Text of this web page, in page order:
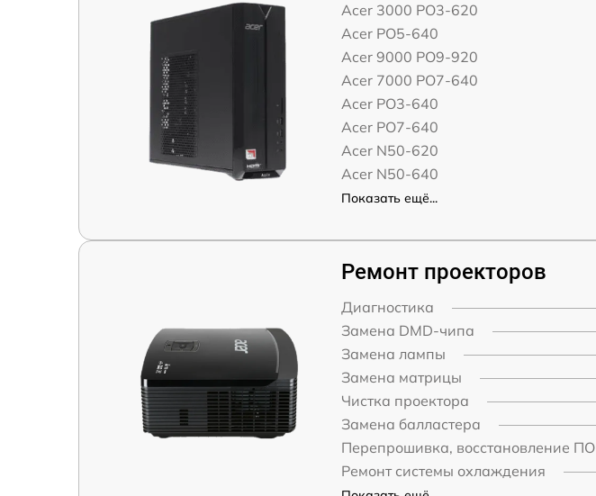
Acer 3000 PO3-620
Acer PO5-640
Acer 9000 PO9-920
Acer 7000 PO7-640
Acer PO3-640
Acer PO7-640
Acer N50-620
Acer N50-640
Показать ещё...
Ремонт проекторов
Диагностика
Замена DMD-чипа
Замена лампы
Замена матрицы
Чистка проектора
Замена балластера
Перепрошивка, восстановление ПО
Ремонт системы охлаждения